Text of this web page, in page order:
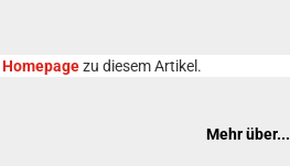
Homepagezu diesem Artikel.
Mehr über...